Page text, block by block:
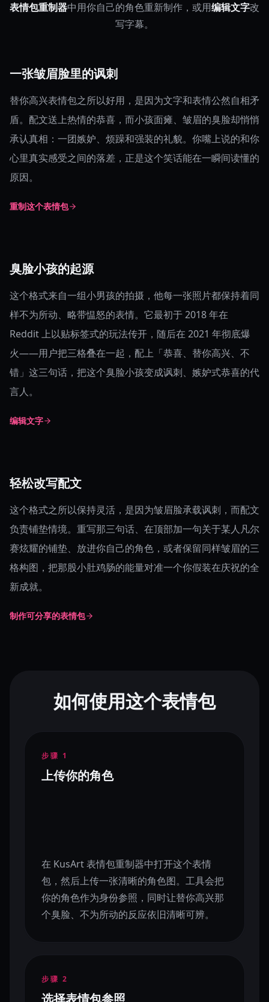
表情包重制器中用你自己的角色重新制作，或用编辑文字改
写字幕。
一张皱眉脸里的讽刺
替你高兴表情包之所以好用，是因为文字和表情公然自相矛
盾。配文送上热情的恭喜，而小孩面瘫、皱眉的臭脸却悄悄
承认真相：一团嫉妒、烦躁和强装的礼貌。你嘴上说的和你
心里真实感受之间的落差，正是这个笑话能在一瞬间读懂的
原因。
重制这个表情包
臭脸小孩的起源
这个格式来自一组小男孩的拍摄，他每一张照片都保持着同
样不为所动、略带愠怒的表情。它最初于 2018 年在
Reddit 上以贴标签式的玩法传开，随后在 2021 年彻底爆
火——用户把三格叠在一起，配上「恭喜、替你高兴、不
错」这三句话，把这个臭脸小孩变成讽刺、嫉妒式恭喜的代
言人。
编辑文字
轻松改写配文
这个格式之所以保持灵活，是因为皱眉脸承载讽刺，而配文
负责铺垫情境。重写那三句话、在顶部加一句关于某人凡尔
赛炫耀的铺垫、放进你自己的角色，或者保留同样皱眉的三
格构图，把那股小肚鸡肠的能量对准一个你假装在庆祝的全
新成就。
制作可分享的表情包
如何使用这个表情包
步骤 1
上传你的角色
在 KusArt 表情包重制器中打开这个表情
包，然后上传一张清晰的角色图。工具会把
你的角色作为身份参照，同时让替你高兴那
个臭脸、不为所动的反应依旧清晰可辨。
步骤 2
选择表情包参照